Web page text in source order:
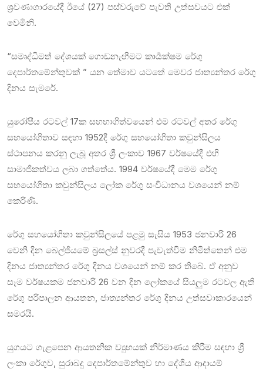
ශ්‍රවණාගාරයේදී ඊයේ (27) පස්වරුවේ පැවති උත්සවයට එක්
වෙමිනි.
“සමෘද්ධිමත් දේශයක් ගොඩනැඟීමට කාර්‍යක්ෂම රේගු
දෙපාර්තමේන්තුවක් ” යන තේමාව යටතේ මෙවර ජාත්‍යන්තර රේගු
දිනය සැමරේ.
යුරෝපීය රටවල් 17ක සහභාගිත්වයෙන් එම රටවල් අතර රේගු
සහයෝගිතාව සඳහා 1952දී රේගු සහයෝගිතා කවුන්සිලය
ස්ථාපනය කරනු ලැබූ අතර ශ්‍රී ලංකාව 1967 වර්ෂයේදී එහි
සාමාජිකත්වය ලබා ගත්තේය. 1994 වර්ෂයේදී මෙම රේගු
සහයෝගිතා කවුන්සිලය ලෝක රේගු සංවිධානය වශයෙන් නම්
කෙරිණි.
රේගු සහයෝගිතා කවුන්සිලයේ පළමු සැසිය 1953 ජනවාරි 26
වෙනි දින බෙල්ජියමේ බ්‍රසල්ස් නුවරදී පැවැත්වීම නිමිත්තෙන් එම
දිනය ජාත්‍යන්තර රේගු දිනය වශයෙන් නම් කර තිබේ. ඒ අනුව
සෑම වර්ෂයකම ජනවාරි 26 වන දින ලෝකයේ සියලුම රටවල ඇති
රේගු පරිපාලන ආයතන, ජාත්‍යන්තර රේගු දිනය උත්සවාකාරයෙන්
සමරයි.
යුගයට ගැළපෙන ආයතනික ව්‍යුහයක් නිර්මාණය කිරීම සඳහා ශ්‍රී
ලංකා රේගුව, සුරාබදු දෙපාර්තමේන්තුව හා දේශීය ආදායම්